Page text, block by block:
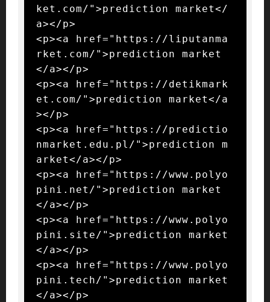
ket.com/">prediction market</
a></p>
<p><a href="https://liputanma
rket.com/">prediction market
</a></p>
<p><a href="https://detikmark
et.com/">prediction market</a
></p>
<p><a href="https://predictio
nmarket.edu.pl/">prediction m
arket</a></p>
<p><a href="https://www.polyo
pini.net/">prediction market
</a></p>
<p><a href="https://www.polyo
pini.site/">prediction market
</a></p>
<p><a href="https://www.polyo
pini.tech/">prediction market
</a></p>